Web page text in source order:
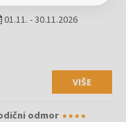
01.11. -30.11.2026
VIŠE
odmor